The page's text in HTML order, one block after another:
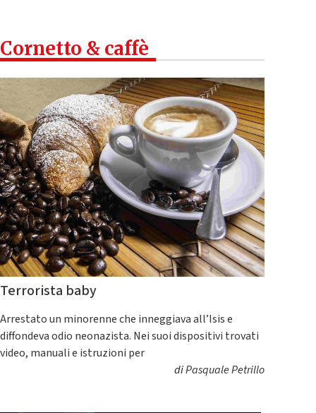
Cornetto & caffè
Terrorista baby
Arrestato un minorenne che inneggiava all’Isis e
diffondeva odio neonazista. Nei suoi dispositivi trovati
video, manuali e istruzioni per
diPasquale Petrillo